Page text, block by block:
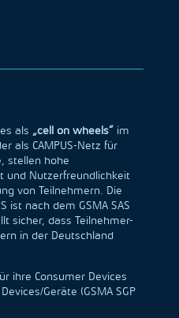
als „cell on wheels“im
als CAMPUS-Netz für
stellen hohe
und Nutzerfreundlichkeit
von Teilnehmern. Die
ist nach dem GSMA SAS
sicher, dass Teilnehmer-
in der Deutschland
ihre Consumer Devices
Geräte (GSMA SGP